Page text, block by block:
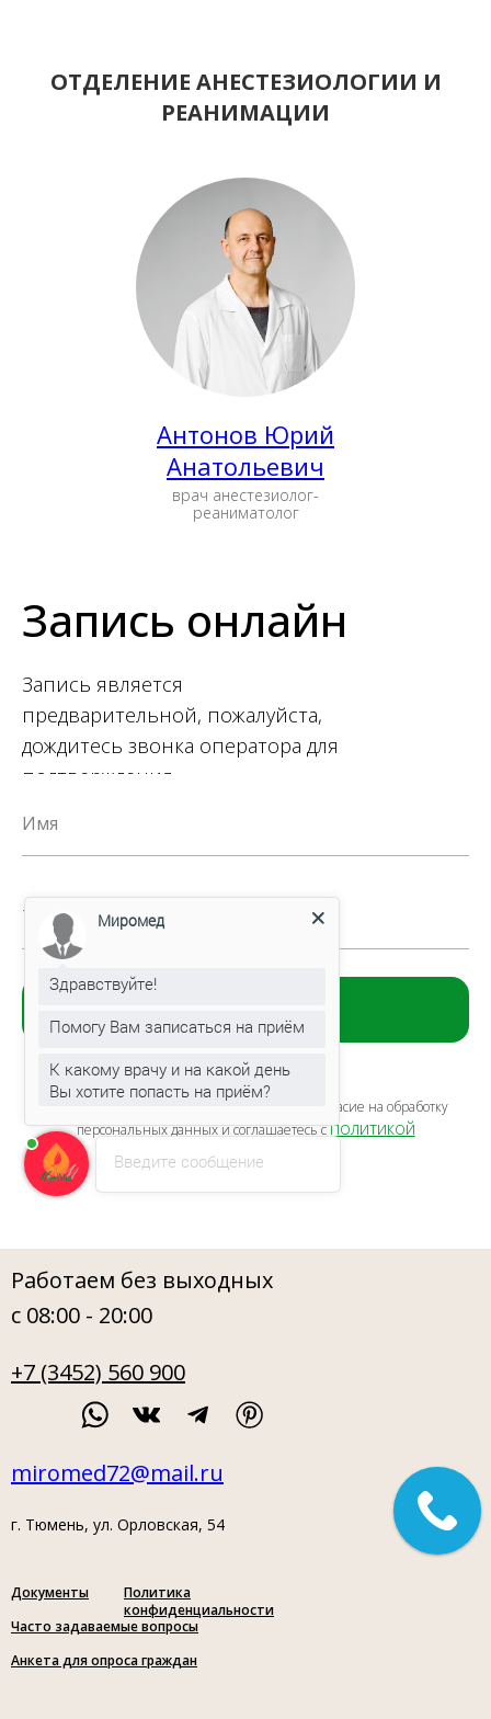
ОТДЕЛЕНИЕ АНЕСТЕЗИОЛОГИИ И
РЕАНИМАЦИИ
Антонов Юрий
Анатольевич
врач анестезиолог-
реаниматолог
Запись онлайн
Запись является
предварительной, пожалуйста,
дождитесь звонка оператора для
подтверждения.
Имя
Телефон
Нажимая на кнопку «Записаться», вы даете согласие на обработку
персональных данных и соглашаетесь cполитикой
конфиденциальности
Документы
Политика
конфиденциальности
miromed72@mail.ru
г. Тюмень, ул. Орловская, 54
+7 (3452) 560 900
Работаем без выходных
с 08:00 - 20:00
Анкета для опроса граждан
Часто задаваемые вопросы
Введите сообщение
Миромед
Здравствуйте!
Помогу Вам записаться на приём
К какому врачу и на какой день
Вы хотите попасть на приём?